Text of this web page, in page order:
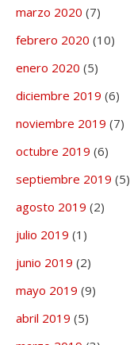
marzo 2020 (7)
febrero 2020 (10)
enero 2020 (5)
diciembre 2019 (6)
noviembre 2019 (7)
octubre 2019 (6)
septiembre 2019 (5)
agosto 2019 (2)
julio 2019 (1)
junio 2019 (2)
mayo 2019 (9)
abril 2019 (5)